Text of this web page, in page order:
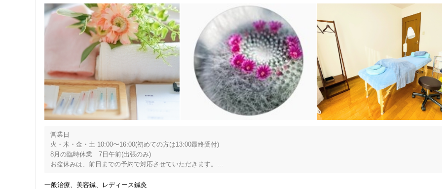
営業日
火・木・金・土 10:00〜16:00(初めての方は13:00最終受付)
8月の臨時休業　7日午前(出張のみ)
お盆休みは、前日までの予約で対応させていただきます。
女性鍼灸師が行う女性専門の鍼灸院です。
一般治療 美容鍼
レディース鍼灸